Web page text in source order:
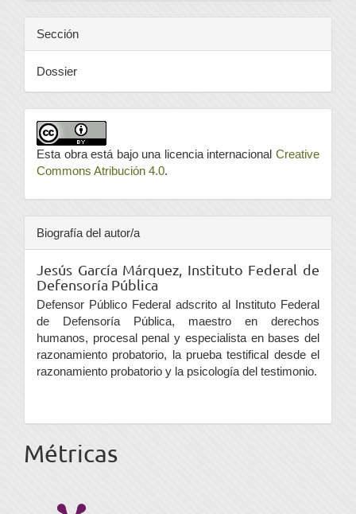
Sección
Dossier
Esta obra está bajo una licencia internacional Creative
Commons Atribución 4.0.
Biografía del autor/a
Jesús García Márquez, Instituto Federal de
Defensoría Pública
Defensor Público Federal adscrito al Instituto Federal
de Defensoría Pública, maestro en derechos
humanos, procesal penal y especialista en bases del
razonamiento probatorio, la prueba testifical desde el
razonamiento probatorio y la psicología del testimonio.
Métricas